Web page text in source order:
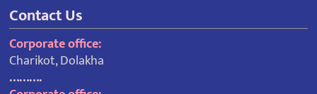
Contact Us
Corporate office:
Charikot, Dolakha
……….